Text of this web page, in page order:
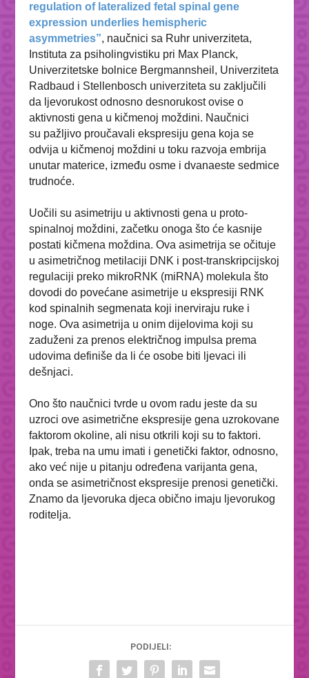
regulation of lateralized fetal spinal gene
expression underlies hemispheric
asymmetries”, naučnici sa Ruhr univerziteta,
Instituta za psiholingvistiku pri Max Planck,
Univerzitetske bolnice Bergmannsheil, Univerziteta
Radbaud i Stellenbosch univerziteta su zaključili
da ljevorukost odnosno desnorukost ovise o
aktivnosti gena u kičmenoj moždini. Naučnici
su pažljivo proučavali ekspresiju gena koja se
odvija u kičmenoj moždini u toku razvoja embrija
unutar materice, između osme i dvanaeste sedmice
trudnoće.
Uočili su asimetriju u aktivnosti gena u proto-
spinalnoj moždini, začetku onoga što će kasnije
postati kičmena moždina. Ova asimetrija se očituje
u asimetričnog metilaciji DNK i post-transkripcijskoj
regulaciji preko mikroRNK (miRNA) molekula što
dovodi do povećane asimetrije u ekspresiji RNK
kod spinalnih segmenata koji inerviraju ruke i
noge. Ova asimetrija u onim dijelovima koji su
zaduženi za prenos električnog impulsa prema
udovima definiše da li će osobe biti ljevaci ili
dešnjaci.
Ono što naučnici tvrde u ovom radu jeste da su
uzroci ove asimetrične ekspresije gena uzrokovane
faktorom okoline, ali nisu otkrili koji su to faktori.
Ipak, treba na umu imati i genetički faktor, odnosno,
ako već nije u pitanju određena varijanta gena,
onda se asimetričnost ekspresije prenosi genetički.
Znamo da ljevoruka djeca obično imaju ljevorukog
roditelja.
PODIJELI: